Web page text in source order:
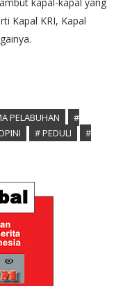
Kapal KRI, Kapal
PELABUHAN
#
# PEDULI
#